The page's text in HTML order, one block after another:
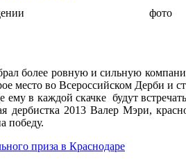
награждении фото
более ровную и сильную
место во Всероссийском Дерби и
ему в каждой скачке будут
дербистка 2013 Валер Мэри,
победу.